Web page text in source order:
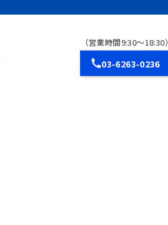
（営業時間9:30～18:30）
03-6263-0236